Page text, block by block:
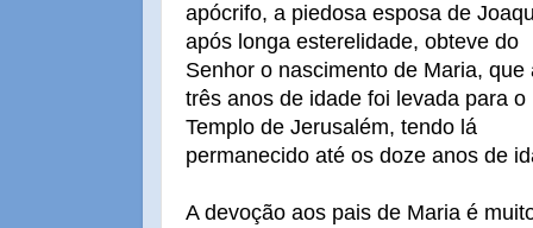
apócrifo, a piedosa esposa de
após longa esterelidade, obteve do
Senhor o nascimento de Maria, que
três anos de idade foi levada para o
Templo de Jerusalém, tendo lá
permanecido até os doze anos de
A devoção aos pais de Maria é